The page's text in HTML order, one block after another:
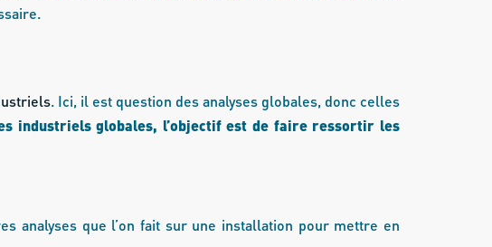
. Ici, il est question des analyses globales, donc celles
industriels globales, l’objectif est de faire ressortir les
analyses que l’on fait sur une installation pour mettre en